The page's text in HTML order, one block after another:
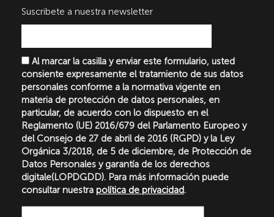
Suscribete a nuestra newsletter
Al marcar la casilla y enviar este formulario, usted
consiente expresamente el tratamiento de sus datos
personales conforme a la normativa vigente en
materia de protección de datos personales, en
particular, de acuerdo con lo dispuesto en el
Reglamento (UE) 2016/679 del Parlamento Europeo y
del Consejo de 27 de abril de 2016 (RGPD) y la Ley
Orgánica 3/2018, de 5 de diciembre, de Protección de
Datos Personales y garantía de los derechos
digitale(LOPDGDD). Para más información puede
consultar nuestra política de privacidad.